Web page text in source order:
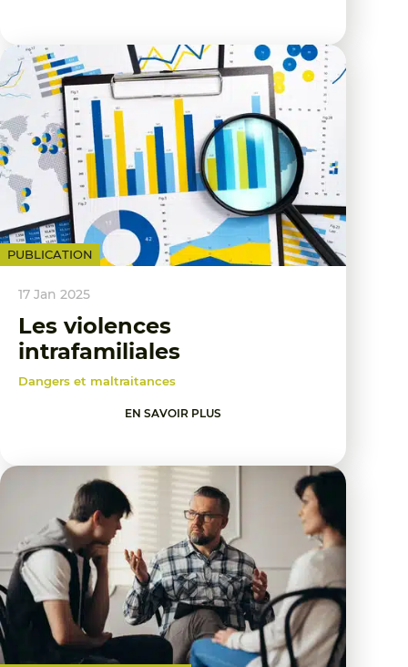
PUBLICATION
17 Jan 2025
Les violences
intrafamiliales
Dangers et maltraitances
EN SAVOIR PLUS